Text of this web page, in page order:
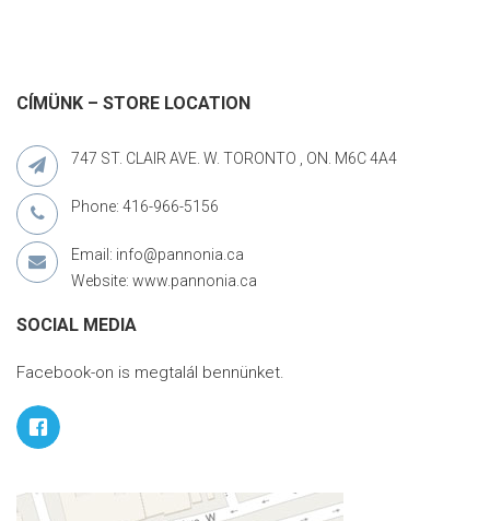
CÍMÜNK – STORE LOCATION
747 ST. CLAIR AVE. W. TORONTO , ON. M6C 4A4
Phone: 416-966-5156
Email: info@pannonia.ca
Website: www.pannonia.ca
SOCIAL MEDIA
Facebook-on is megtalál bennünket.